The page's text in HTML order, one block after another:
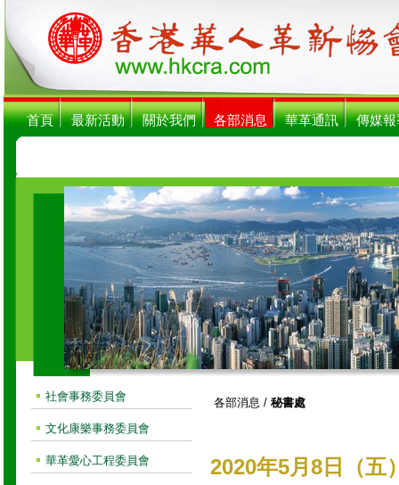
首頁 最新活動 關於我們 各部消息 華革通訊 傳媒報
社會事務委員會
文化康樂事務委員會
華革愛心工程委員會
各部消息 / 秘書處
2020年5月8日（五